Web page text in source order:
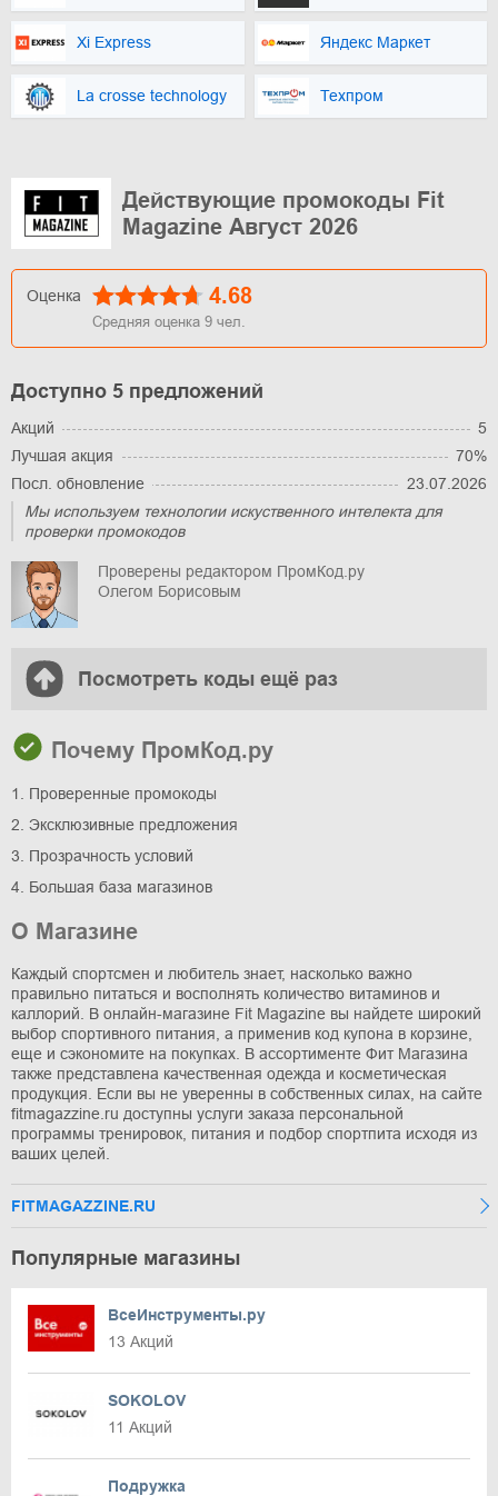
Xi Express Яндекс Маркет
La crosse technology Техпром
Действующие промокоды Fit
Magazine Август 2026
Оценка 4.68
Средняя оценка 9 чел.
Доступно 5 предложений
Акций
5
Лучшая акция
70%
Посл. обновление
23.07.2026
Мы используем технологии искуственного интелекта для
проверки промокодов
Проверены редактором ПромКод.ру
Олегом Борисовым
Посмотреть коды ещё раз
Почему ПромКод.ру
1. Проверенные промокоды
2. Эксклюзивные предложения
3. Прозрачность условий
4. Большая база магазинов
О Магазине
Каждый спортсмен и любитель знает, насколько важно
правильно питаться и восполнять количество витаминов и
каллорий. В онлайн-магазине Fit Magazine вы найдете широкий
выбор спортивного питания, а применив код купона в корзине,
еще и сэкономите на покупках. В ассортименте Фит Магазина
также представлена качественная одежда и косметическая
продукция. Если вы не уверенны в собственных силах, на сайте
fitmagazzine.ru доступны услуги заказа персональной
программы тренировок, питания и подбор спортпита исходя из
ваших целей.
FITMAGAZZINE.RU
Популярные магазины
ВсеИнструменты.ру
13 Акций
SOKOLOV
11 Акций
Подружка